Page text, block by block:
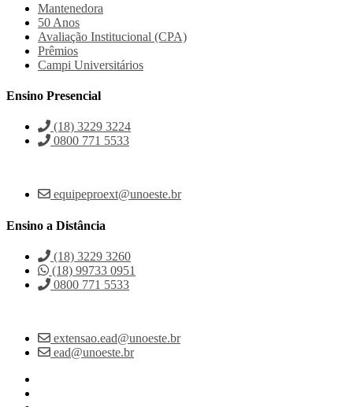
Mantenedora
50 Anos
Avaliação Institucional (CPA)
Prêmios
Campi Universitários
Ensino Presencial
(18) 3229 3224
0800 771 5533
equipeproext@unoeste.br
Ensino a Distância
(18) 3229 3260
(18) 99733 0951
0800 771 5533
extensao.ead@unoeste.br
ead@unoeste.br